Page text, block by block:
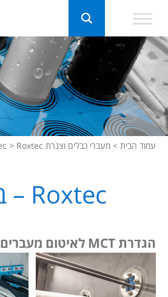
עמוד הבית > מעברי כבלים וצנרת Roxtec > Roxtec – בנייה
Roxtec – בנייה
הגדרת MCT ל איטום מעברים